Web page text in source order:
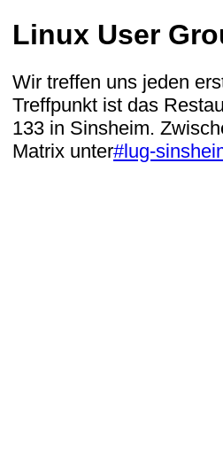
Linux User
Wir treffen uns jeden
Treffpunkt ist das
133 in Sinsheim.
Matrix unter#lug-